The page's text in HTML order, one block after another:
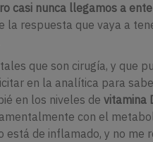
casi nunca llegamos a
la respuesta que vaya a
que son cirugía, y que
en la analítica para
en los niveles de vitamina
con el
está de inflamado, y no me